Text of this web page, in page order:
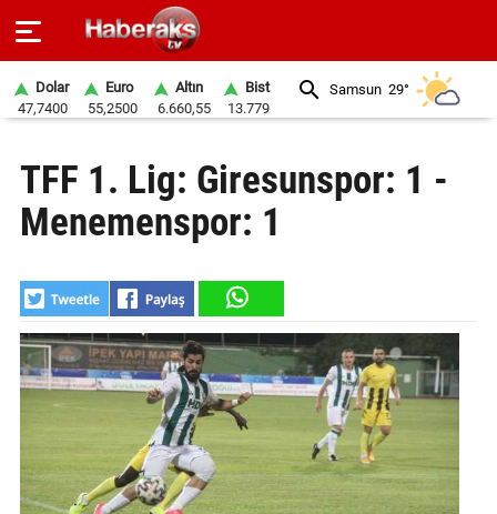
SPOR
YAŞAM
EKONOMİ
BELEDİYELER
SAĞLIK
EĞİTİM
Dolar
47,7400
Euro
55,2500
Altın
6.660,55
Bist
13.779
Samsun 29°
TFF 1. Lig: Giresunspor: 1 -
Menemenspor: 1